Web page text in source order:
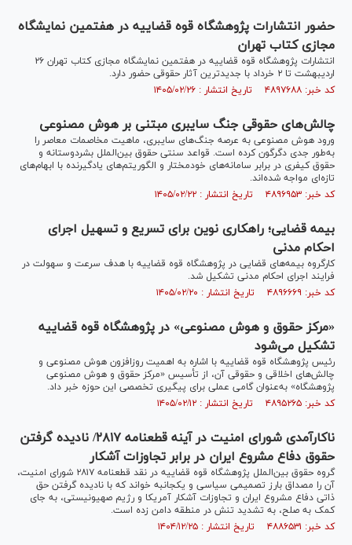
حضور انتشارات پژوهشگاه قوه قضاییه در هفتمین نمایشگاه
مجازی کتاب تهران
انتشارات پژوهشگاه قوه قضاییه در هفتمین نمایشگاه مجازی کتاب تهران ۲۶
اردیبهشت تا ۲ خرداد با جدیدترین آثار حقوقی حضور دارد.
کد خبر: ۴۸۹۷۶۸۸ تاریخ انتشار : ۱۴۰۵/۰۲/۲۶
چالش‌های حقوقی جنگ سایبری مبتنی بر هوش مصنوعی
ورود هوش مصنوعی به عرصه جنگ‌های سایبری، ماهیت مخاصمات معاصر را
به‌طور جدی دگرگون کرده است. قواعد سنتی حقوق بین‌الملل بشردوستانه و
حقوق کیفری در برابر سامانه‌های خودمختار و الگوریتم‌های یادگیرنده با ابهام‌های
تازه‌ای مواجه شده‌اند.
کد خبر: ۴۸۹۶۹۵۳ تاریخ انتشار : ۱۴۰۵/۰۲/۲۲
بیمه قضایی؛ راهکاری نوین برای تسریع و تسهیل اجرای
احکام مدنی
کارگروه بیمه‌های قضایی در پژوهشگاه قوه قضاییه با هدف سرعت و سهولت در
فرایند اجرای احکام مدنی تشکیل شد.
کد خبر: ۴۸۹۶۶۶۹ تاریخ انتشار : ۱۴۰۵/۰۲/۲۰
«مرکز حقوق و هوش مصنوعی» در پژوهشگاه قوه قضاییه
تشکیل می‌شود
رئیس پژوهشگاه قوه قضاییه با اشاره به اهمیت روزافزون هوش مصنوعی و
چالش‌های اخلاقی و حقوقی آن، از تأسیس «مرکز حقوق و هوش مصنوعی
پژوهشگاه» به‌عنوان گامی عملی برای پیگیری تخصصی این حوزه خبر داد.
کد خبر: ۴۸۹۵۲۶۵ تاریخ انتشار : ۱۴۰۵/۰۲/۱۲
ناکارآمدی شورای امنیت در آینه قطعنامه ۲۸۱۷/ نادیده گرفتن
حقوق دفاع مشروع ایران در برابر تجاوزات آشکار
گروه حقوق بین‌الملل پژوهشگاه قوه قضاییه در نقد قطعنامه ۲۸۱۷ شورای امنیت،
آن را مصداق بارز تصمیمی سیاسی و یکجانبه خواند که با نادیده گرفتن حق
ذاتی دفاع مشروع ایران و تجاوزات آشکار آمریکا و رژیم صهیونیستی، به جای
کمک به صلح، به تشدید تنش در منطقه دامن زده است.
کد خبر: ۴۸۸۶۵۳۱ تاریخ انتشار : ۱۴۰۴/۱۲/۲۵